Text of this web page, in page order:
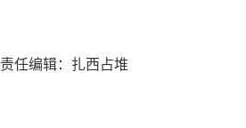
责任编辑：扎西占堆